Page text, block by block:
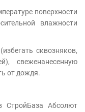
поверхности
влажности
сквозняков,
свеженанесенную
от дождя.
СтройБаза Абсолют